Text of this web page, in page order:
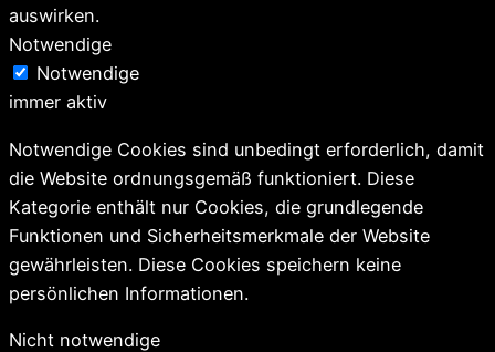
auswirken.
Notwendige
Notwendige
immer aktiv
Notwendige Cookies sind unbedingt erforderlich, damit
die Website ordnungsgemäß funktioniert. Diese
Kategorie enthält nur Cookies, die grundlegende
Funktionen und Sicherheitsmerkmale der Website
gewährleisten. Diese Cookies speichern keine
persönlichen Informationen.
Nicht notwendige